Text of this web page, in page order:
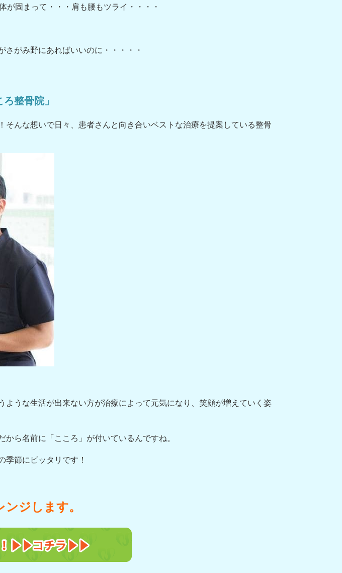
固まって・・・肩も腰もツライ・・・・
がみ野にあればいいのに・・・・・
整骨院」
んな想いで日々、患者さんと向き合いベストな治療を提案している整骨
うな生活が出来ない方が治療によって元気になり、笑顔が増えていく姿
ら名前に「こころ」が付いているんですね。
節にピッタリです！
ジします。